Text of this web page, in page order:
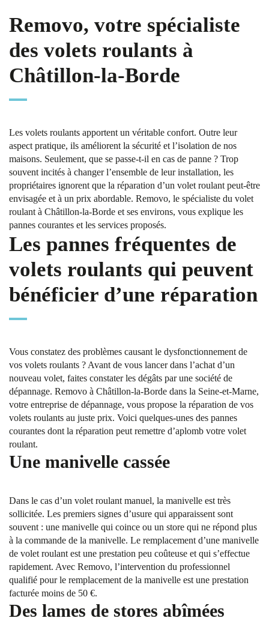
Removo, votre spécialiste
des volets roulants à
Châtillon-la-Borde
Les volets roulants apportent un véritable confort. Outre leur
aspect pratique, ils améliorent la sécurité et l’isolation de nos
maisons. Seulement, que se passe-t-il en cas de panne ? Trop
souvent incités à changer l’ensemble de leur installation, les
propriétaires ignorent que la réparation d’un volet roulant peut-être
envisagée et à un prix abordable. Removo, le spécialiste du volet
roulant à Châtillon-la-Borde et ses environs, vous explique les
pannes courantes et les services proposés.
Les pannes fréquentes de
volets roulants qui peuvent
bénéficier d’une réparation
Vous constatez des problèmes causant le dysfonctionnement de
vos volets roulants ? Avant de vous lancer dans l’achat d’un
nouveau volet, faites constater les dégâts par une société de
dépannage. Removo à Châtillon-la-Borde dans la Seine-et-Marne,
votre entreprise de dépannage, vous propose la réparation de vos
volets roulants au juste prix. Voici quelques-unes des pannes
courantes dont la réparation peut remettre d’aplomb votre volet
roulant.
Une manivelle cassée
Dans le cas d’un volet roulant manuel, la manivelle est très
sollicitée. Les premiers signes d’usure qui apparaissent sont
souvent : une manivelle qui coince ou un store qui ne répond plus
à la commande de la manivelle. Le remplacement d’une manivelle
de volet roulant est une prestation peu coûteuse et qui s’effectue
rapidement. Avec Removo, l’intervention du professionnel
qualifié pour le remplacement de la manivelle est une prestation
facturée moins de 50 €.
Des lames de stores abîmées